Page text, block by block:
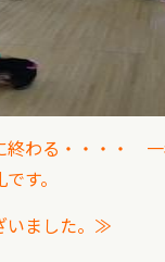
わる・・・・ 一
す。
いました。≫